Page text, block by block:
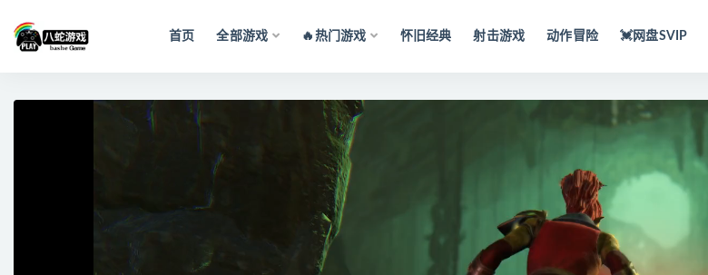
首页 全部游戏 🔥热门游戏 怀旧经典 射击游戏 动作冒险 💓网盘SVIP